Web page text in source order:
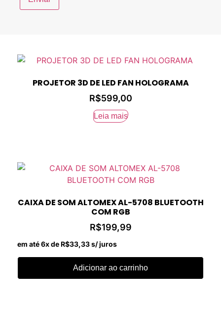
PROJETOR 3D DE LED FAN HOLOGRAMA
R$599,00
Leia mais
CAIXA DE SOM ALTOMEX AL-5708 BLUETOOTH
COM RGB
R$199,99
em até 6x de R$33,33s/ juros
Adicionar ao carrinho